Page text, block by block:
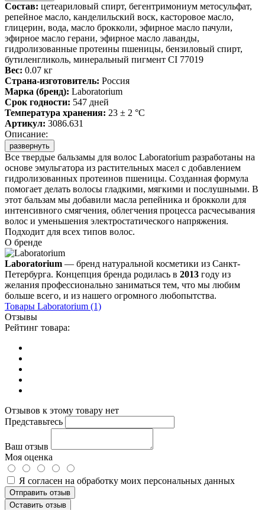
Состав: цетеариловый спирт, бегентримониум метосульфат,
репейное масло, канделильский воск, касторовое масло,
глицерин, вода, масло брокколи, эфирное масло пачули,
эфирное масло герани, эфирное масло лаванды,
гидролизованные протеины пшеницы, бензиловый спирт,
бутиленгликоль, минеральный пигмент CI 77019
Вес: 0.07 кг
Страна-изготовитель: Россия
Марка (бренд): Laboratorium
Срок годности: 547 дней
Температура хранения: 23 ± 2 °C
Артикул: 3086.631
Описание:
развернуть
Все твердые бальзамы для волос Laboratorium разработаны на
основе эмульгатора из растительных масел с добавлением
гидролизованных протеинов пшеницы. Созданная формула
помогает делать волосы гладкими, мягкими и послушными. В
этот бальзам мы добавили масла репейника и брокколи для
интенсивного смягчения, облегчения процесса расчесывания
волос и уменьшения электростатического напряжения.
Подходит для всех типов волос.
О бренде
Laboratorium — бренд натуральной косметики из Санкт-
Петербурга. Концепция бренда родилась в 2013 году из
желания профессионально заниматься тем, что мы любим
больше всего, и из нашего огромного любопытства.
Товары Laboratorium (1)
Отзывы
Рейтинг товара:
Отзывов к этому товару нет
Представьтесь
Ваш отзыв
Моя оценка
Я согласен на обработку моих персональных данных
Отправить отзыв
Оставить отзыв